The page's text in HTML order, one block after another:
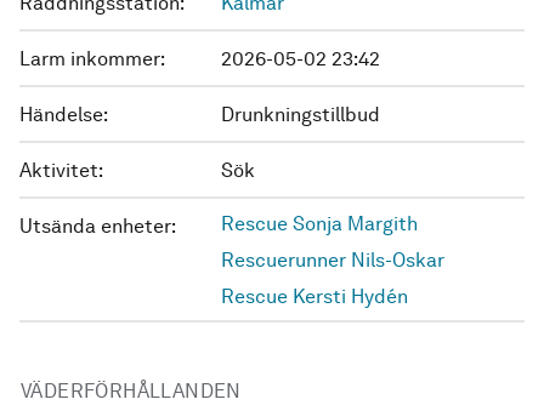
Larm inkommer: 2026-05-02 23:42
Händelse: Drunkningstillbud
Aktivitet: Sök
Utsända enheter:
Rescue Sonja Margith
Rescuerunner Nils-Oskar
Rescue Kersti Hydén
VÄDERFÖRHÅLLANDEN